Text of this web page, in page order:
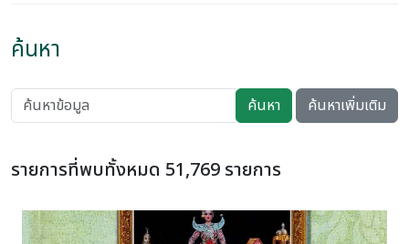
ค้นหา
ค้นหา ค้นหาเพิ่มเติม
รายการที่พบทั้งหมด 51,769 รายการ